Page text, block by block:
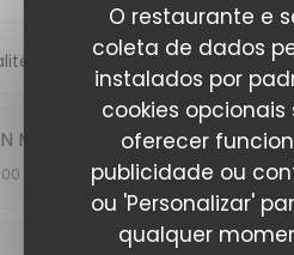
O restaurante e
coleta de dados
instalados por
cookies
oferecer
publicidade ou
ou 'Personalizar'
qualquer
pour le prix, service parfait.
M
- guests 4